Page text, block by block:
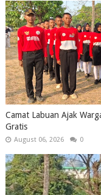
Camat Labuan Ajak
Gratis
August 06, 2026 0